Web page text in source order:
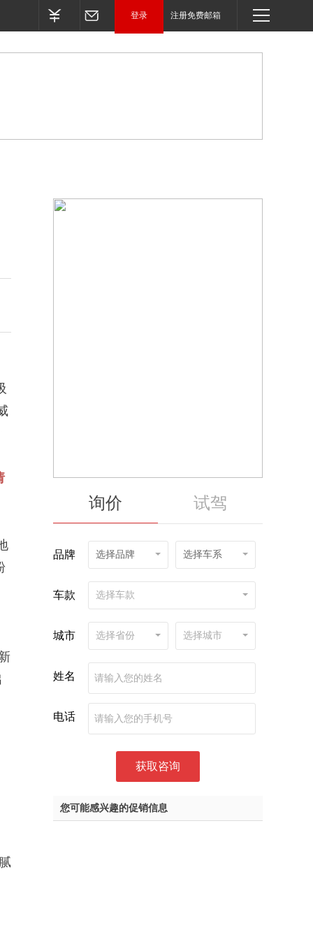
登录 注册免费邮箱
询价 试驾
品牌 选择品牌 选择车系
车款 选择车款
城市 选择省份 选择城市
姓名
电话
您可能感兴趣的促销信息